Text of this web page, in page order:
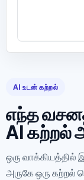
AI உடன் கற்றல்
எந்த
AI கற்றல்
ஒரு வாக்கியத்தில்
அருகே ஒரு கற்றல்